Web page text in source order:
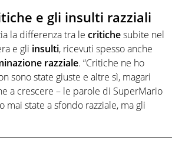
e gli insulti razziali
la differenza tra le critichesubite nel
e gli insulti, ricevuti spesso anche
razziale. “Critiche ne ho
sono state giuste e altre sì, magari
a crescere – le parole di SuperMario
mai state a sfondo razziale, ma gli